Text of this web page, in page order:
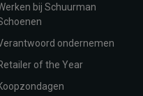
bij Schuurman
ondernemen
of the Year